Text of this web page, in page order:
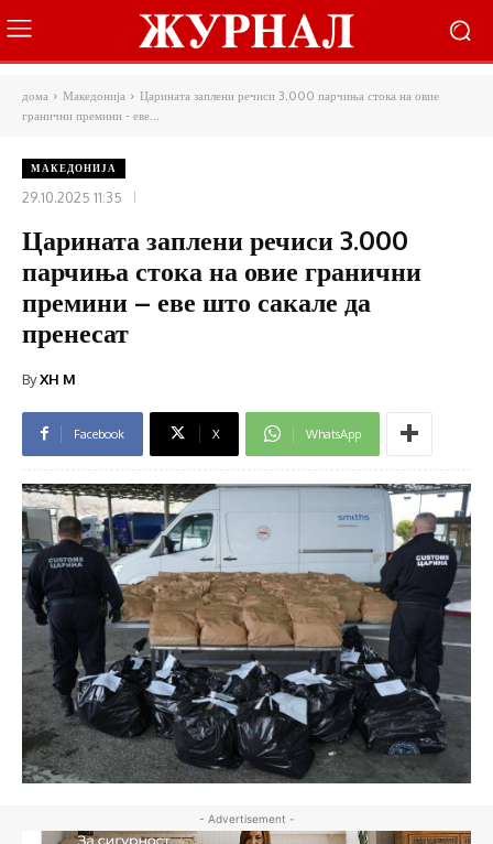
дома Македонија
Царината заплени речиси 3.000 парчиња стока на овие
гранични премини - еве...
МАКЕДОНИЈА
29.10.2025 11:35
Царината заплени речиси 3.000
парчиња стока на овие гранични
премини – еве што сакале да
пренесат
ByXH M
Facebook X WhatsApp
- Advertisement -